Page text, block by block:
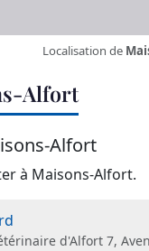
Localisation de
Alfort
Alfort
à Maisons-Alfort.
d'Alfort 7,